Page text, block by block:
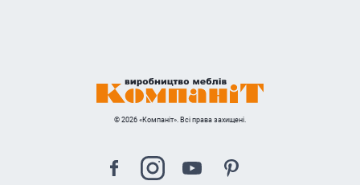
© 2026 «Компаніт». Всі права захищені.